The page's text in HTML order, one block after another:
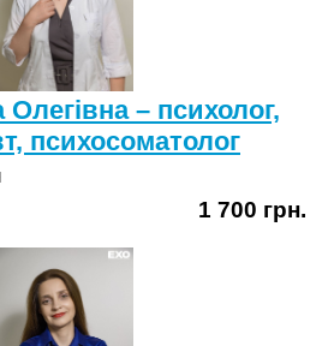
– психолог,
психосоматолог
1 700 грн.